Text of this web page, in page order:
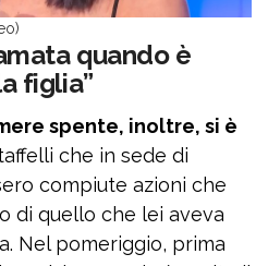
quando è
figlia”
spente, inoltre, si è
che in sede di
compiute azioni che
di quello che lei aveva
Nel pomeriggio, prima